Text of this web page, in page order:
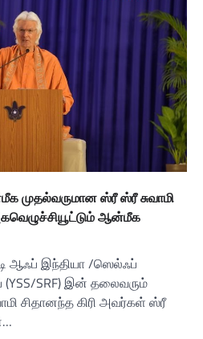
முதல்வருமான ஸ்ரீ ஸ்ரீ சுவாமி
ஆன்மீக
ஆஃப் இந்தியா /ஸெல்ஃப்
SRF) இன் தலைவரும்
சிதானந்த கிரி அவர்கள் ஸ்ரீ